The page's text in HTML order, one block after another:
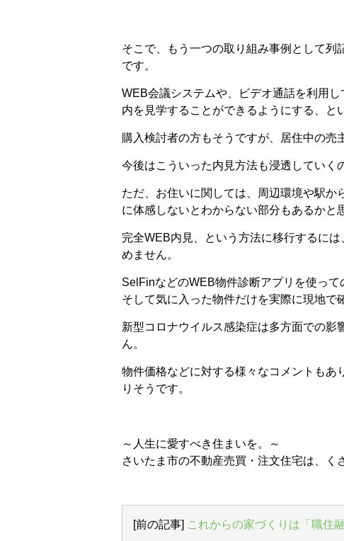
そこで、もう一つの取り組み事例として
です。
WEB会議システムや、ビデオ通話を利用
内を見学することができるようにする、と
購入検討者の方もそうですが、居住中の
今後はこういった内見方法も浸透していく
ただ、お住いに関しては、周辺環境や駅
に体感しないとわからない部分もあるかと
完全WEB内見、という方法に移行するに
めません。
SelFinなどのWEB物件診断アプリを使って
そして気に入った物件だけを実際に現地で
新型コロナウイルス感染症は多方面での
ん。
物件価格などに対する様々なコメントもあ
りそうです。
～人生に愛すべき住まいを。～
さいたま市の不動産売買・注文住宅は、く
[前の記事] これからの家づくりは「職住